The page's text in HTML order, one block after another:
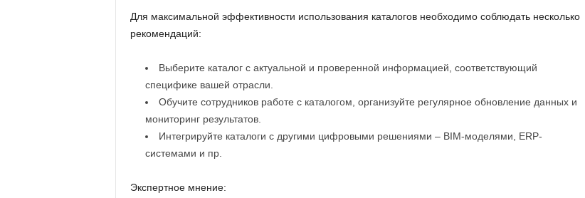
Для максимальной эффективности использования каталогов необходимо соблюдать несколько
рекомендаций:
Выберите каталог с актуальной и проверенной информацией, соответствующий
специфике вашей отрасли.
Обучите сотрудников работе с каталогом, организуйте регулярное обновление данных и
мониторинг результатов.
Интегрируйте каталоги с другими цифровыми решениями – BIM-моделями, ERP-
системами и пр.
Экспертное мнение: